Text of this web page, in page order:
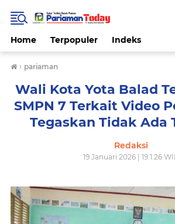
Home Terpopuler Indeks
› pariaman
Wali Kota Yota Balad
SMPN 7 Terkait Video
Tegaskan Tidak Ada
Redaksi
19 Januari 2026 | 19.1.26